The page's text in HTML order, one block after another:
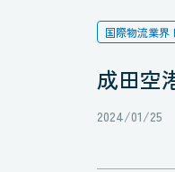
国際物流業界
成田空
2024/01/25